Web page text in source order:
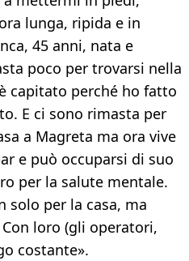
lunga, ripida e in
45 anni, nata e
poco per trovarsi nella
capitato perché ho fatto
E ci sono rimasta per
a Magreta ma ora vive
e può occuparsi di suo
per la salute mentale.
solo per la casa, ma
loro (gli operatori,
costante».